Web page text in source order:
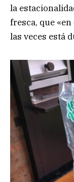
la
fresca, que
las veces está